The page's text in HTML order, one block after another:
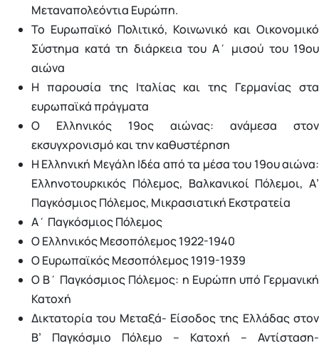
Μεταναπολεόντια Ευρώπη.
Το Ευρωπαϊκό Πολιτικό, Κοινωνικό και Οικονομικό
Σύστημα κατά τη διάρκεια του Α΄ μισού του 19ου
αιώνα
Η παρουσία της Ιταλίας και της Γερμανίας στα
ευρωπαϊκά πράγματα
Ο Ελληνικός 19ος αιώνας: ανάμεσα στον
εκσυγχρονισμό και την καθυστέρηση
Η Ελληνική Μεγάλη Ιδέα από τα μέσα του 19ου αιώνα:
Ελληνοτουρκικός Πόλεμος, Βαλκανικοί Πόλεμοι, Α’
Παγκόσμιος Πόλεμος, Μικρασιατική Εκστρατεία
Α΄ Παγκόσμιος Πόλεμος
Ο Ελληνικός Μεσοπόλεμος 1922-1940
Ο Ευρωπαϊκός Μεσοπόλεμος 1919-1939
Ο Β΄ Παγκόσμιος Πόλεμος: η Ευρώπη υπό Γερμανική
Κατοχή
Δικτατορία του Μεταξά- Είσοδος της Ελλάδας στον
Β’ Παγκόσμιο Πόλεμο – Κατοχή – Αντίσταση-